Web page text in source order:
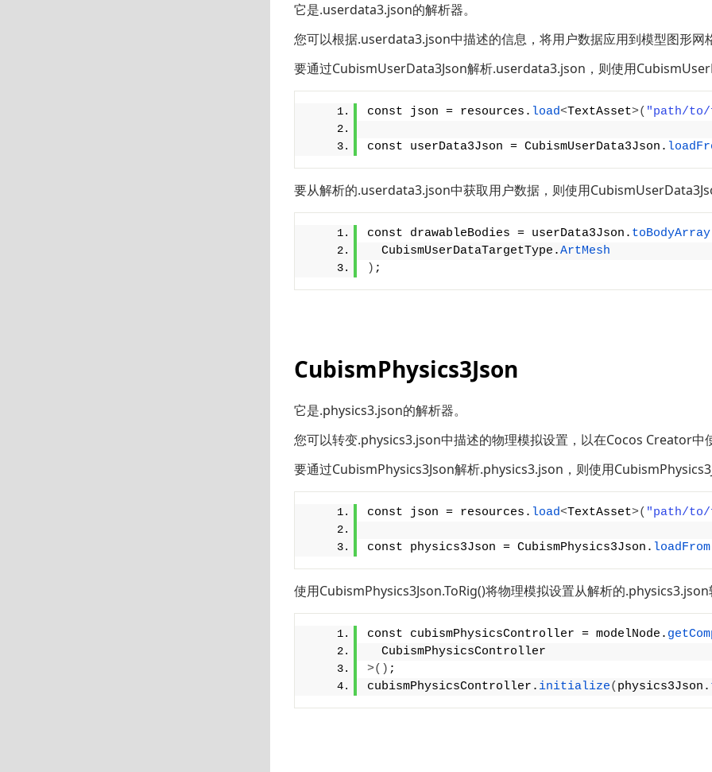
它是.userdata3.json的解析器。
您可以根据.userdata3.json中描述的信息，将用户数据应用到模型图形网格
要通过CubismUserData3Json解析.userdata3.json，则使用
const json = resources. load<TextAsset>( "path/
const userData3Json = CubismUserData3Json.
要从解析的.userdata3.json中获取用户数据，则使用
const drawableBodies = userData3Json. toBodyArray
  CubismUserDataTargetType.
ArtMesh
) ;
CubismPhysics3Json
它是.physics3.json的解析器。
您可以转变.physics3.json中描述的物理模拟设置，以在Cocos Creator中
要通过CubismPhysics3Json解析.physics3.json，则使用
const json = resources. load<TextAsset>( "path/
const physics3Json = CubismPhysics3Json. loadFrom
使用CubismPhysics3Json.ToRig()将物理模拟设置从解析的
const cubismPhysicsController = modelNode.
  CubismPhysicsController
>() ;
cubismPhysicsController. initialize( physics3Json.